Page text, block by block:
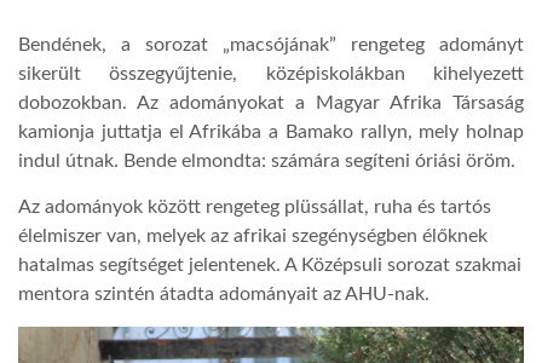
Bendének, a sorozat „macsójának” rengeteg adományt
sikerült összegyűjtenie, középiskolákban kihelyezett
dobozokban. Az adományokat a Magyar Afrika Társaság
kamionja juttatja el Afrikába a Bamako rallyn, mely holnap
indul útnak. Bende elmondta: számára segíteni óriási öröm.
Az adományok között rengeteg plüssállat, ruha és tartós
élelmiszer van, melyek az afrikai szegénységben élőknek
hatalmas segítséget jelentenek. A Középsuli sorozat szakmai
mentora szintén átadta adományait az AHU-nak.